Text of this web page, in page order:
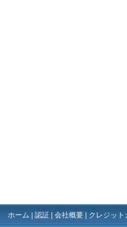
ホーム 認証 会社概要 クレジッ